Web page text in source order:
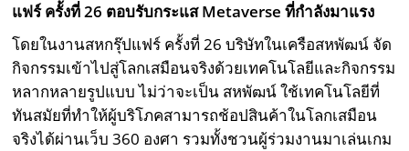
แฟร์ ครั้งที่ 26 ตอบรับกระแส Metaverse ที่กำลังมาแรง
โดยในงานสหกรุ๊ปแฟร์ ครั้งที่ 26 บริษัทในเครือสหพัฒน์ จัด
กิจกรรมเข้าไปสู่โลกเสมือนจริงด้วยเทคโนโลยีและกิจกรรม
หลากหลายรูปแบบ ไม่ว่าจะเป็น สหพัฒน์ ใช้เทคโนโลยีที่
ทันสมัยที่ทำให้ผู้บริโภคสามารถช้อปสินค้าในโลกเสมือน
จริงได้ผ่านเว็บ 360 องศา รวมทั้งชวนผู้ร่วมงานมาเล่นเกม